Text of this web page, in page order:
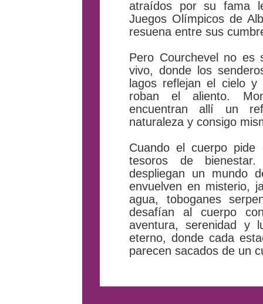
atraídos por su fama
Juegos Olímpicos de
resuena entre sus
Pero Courchevel no es
vivo, donde los
lagos reflejan el cielo
roban el aliento.
encuentran allí un
naturaleza y consigo
Cuando el cuerpo pide
tesoros de
despliegan un mundo
envuelven en misterio,
agua, toboganes
desafían al cuerpo
aventura, serenidad y
eterno, donde cada
parecen sacados de un